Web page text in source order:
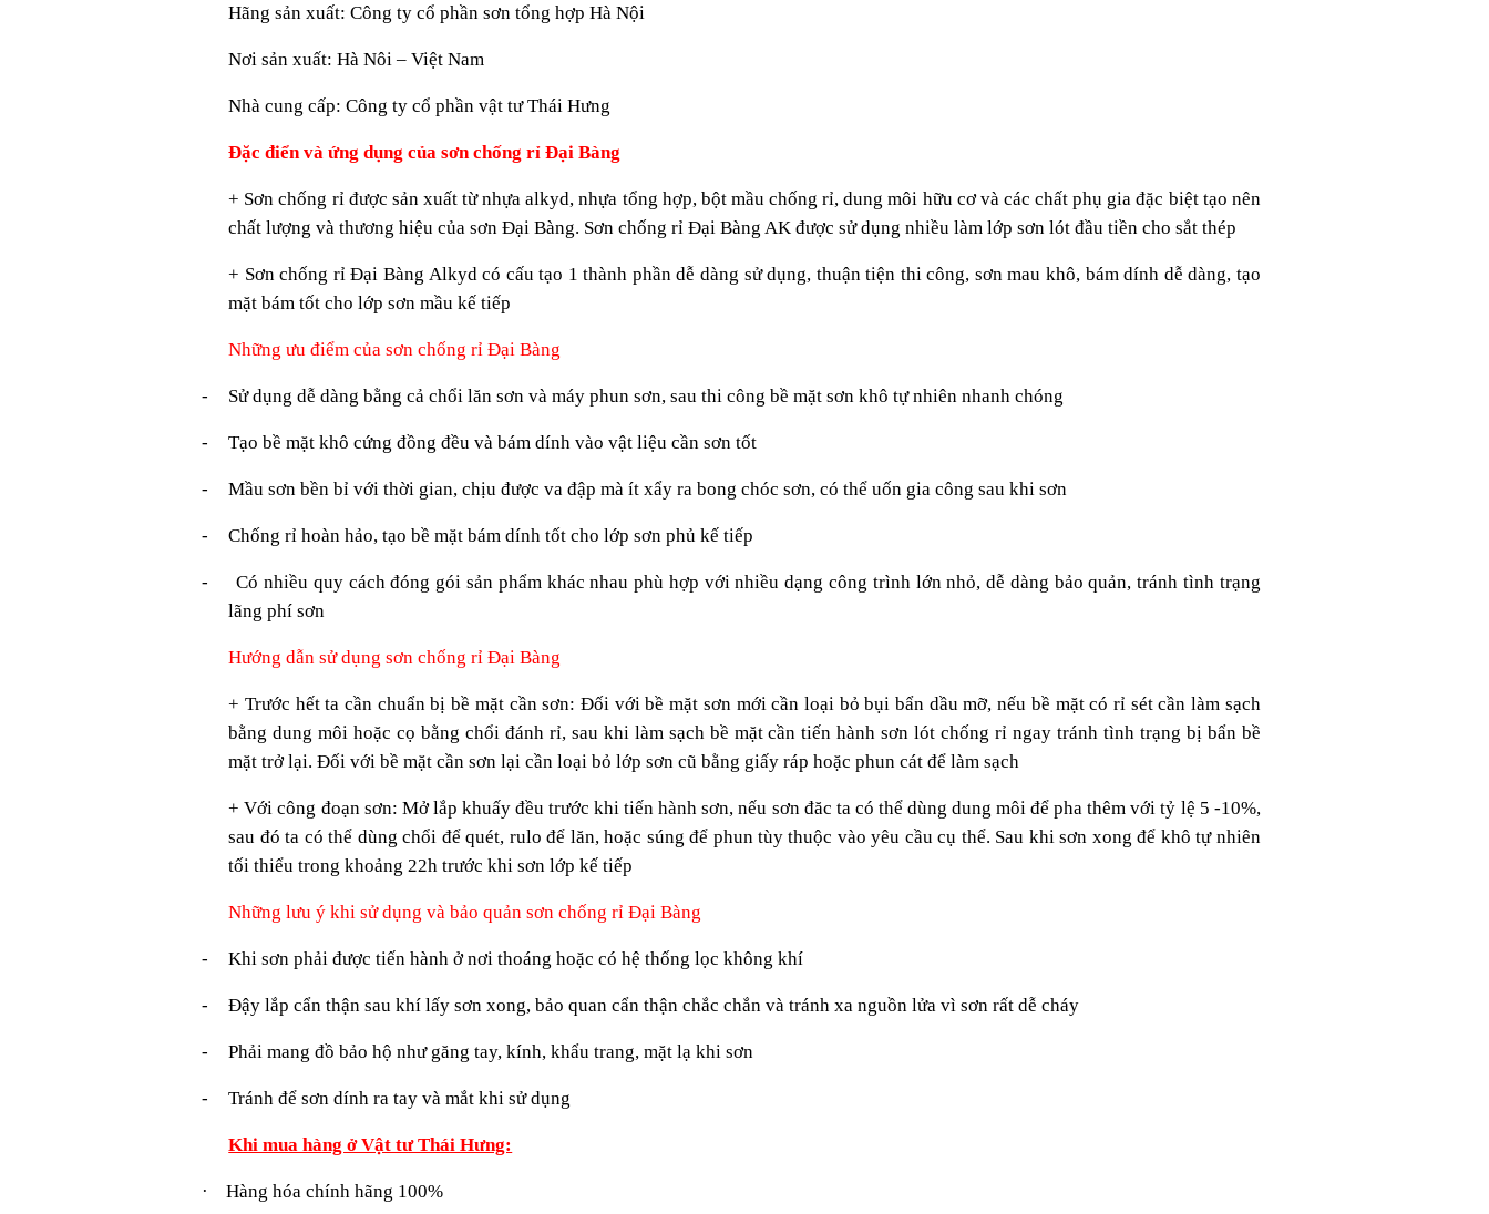
Hãng sản xuất: Công ty cổ phần sơn tổng hợp Hà Nội
Nơi sản xuất: Hà Nôi – Việt Nam
Nhà cung cấp: Công ty cổ phần vật tư Thái Hưng
Đặc điển và ứng dụng của sơn chống rỉ Đại Bàng
+ Sơn chống rỉ được sản xuất từ nhựa alkyd, nhựa tổng hợp, bột mầu chống rỉ, dung môi hữu cơ và các chất phụ gia đặc biệt tạo nên
chất lượng và thương hiệu của sơn Đại Bàng. Sơn chống rỉ Đại Bàng AK được sử dụng nhiều làm lớp sơn lót đầu tiền cho sắt thép
+ Sơn chống rỉ Đại Bàng Alkyd có cấu tạo 1 thành phần dễ dàng sử dụng, thuận tiện thi công, sơn mau khô, bám dính dễ dàng, tạo
mặt bám tốt cho lớp sơn mầu kế tiếp
Những ưu điểm của sơn chống rỉ Đại Bàng
- Sử dụng dễ dàng bằng cả chổi lăn sơn và máy phun sơn, sau thi công bề mặt sơn khô tự nhiên nhanh chóng
- Tạo bề mặt khô cứng đồng đều và bám dính vào vật liệu cần sơn tốt
- Mầu sơn bền bỉ với thời gian, chịu được va đập mà ít xẩy ra bong chóc sơn, có thể uốn gia công sau khi sơn
- Chống rỉ hoàn hảo, tạo bề mặt bám dính tốt cho lớp sơn phủ kế tiếp
-
Có nhiều quy cách đóng gói sản phẩm khác nhau phù hợp với nhiều dạng công trình lớn nhỏ, dễ dàng bảo quản, tránh tình trạng
lãng phí sơn
Hướng dẫn sử dụng sơn chống rỉ Đại Bàng
+ Trước hết ta cần chuẩn bị bề mặt cần sơn: Đối với bề mặt sơn mới cần loại bỏ bụi bẩn dầu mỡ, nếu bề mặt có rỉ sét cần làm sạch
bằng dung môi hoặc cọ bằng chổi đánh rỉ, sau khi làm sạch bề mặt cần tiến hành sơn lót chống rỉ ngay tránh tình trạng bị bẩn bề
mặt trở lại. Đối với bề mặt cần sơn lại cần loại bỏ lớp sơn cũ bằng giấy ráp hoặc phun cát để làm sạch
+ Với công đoạn sơn: Mở lắp khuấy đều trước khi tiến hành sơn, nếu sơn đăc ta có thể dùng dung môi để pha thêm với tỷ lệ 5 -10%,
sau đó ta có thể dùng chổi để quét, rulo để lăn, hoặc súng để phun tùy thuộc vào yêu cầu cụ thể. Sau khi sơn xong để khô tự nhiên
tối thiểu trong khoảng 22h trước khi sơn lớp kế tiếp
Những lưu ý khi sử dụng và bảo quản sơn chống rỉ Đại Bàng
- Khi sơn phải được tiến hành ở nơi thoáng hoặc có hệ thống lọc không khí
- Đậy lắp cẩn thận sau khí lấy sơn xong, bảo quan cẩn thận chắc chắn và tránh xa nguồn lửa vì sơn rất dễ cháy
- Phải mang đồ bảo hộ như găng tay, kính, khẩu trang, mặt lạ khi sơn
- Tránh để sơn dính ra tay và mắt khi sử dụng
Khi mua hàng ở Vật tư Thái Hưng:
· Hàng hóa chính hãng 100%